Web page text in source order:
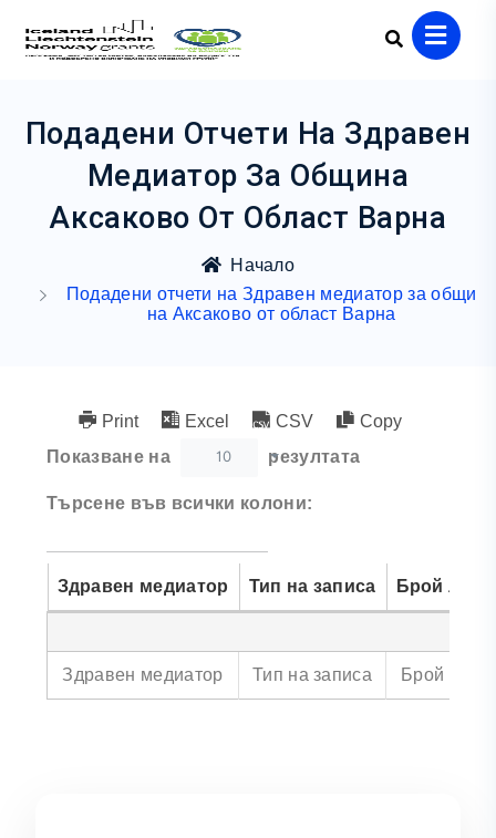
Подадени Отчети На Здравен
Медиатор За Община
Аксаково От Област Варна
Начало
Подадени отчети на Здравен медиатор за общи
на Аксаково от област Варна
Print Excel CSV
Copy
Показване на
10 резултата
Търсене във всички колони:
Здравен медиатор Тип на записа Брой лица
Здравен медиатор Тип на записа Брой лица